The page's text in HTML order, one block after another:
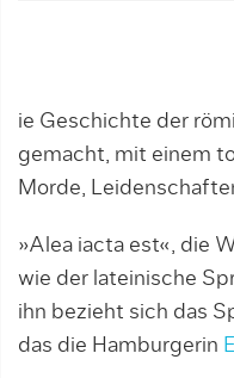
ie Geschichte der
gemacht, mit einem
Morde,
»Alea iacta est«, die
wie der lateinische
ihn bezieht sich das
das die Hamburgerin